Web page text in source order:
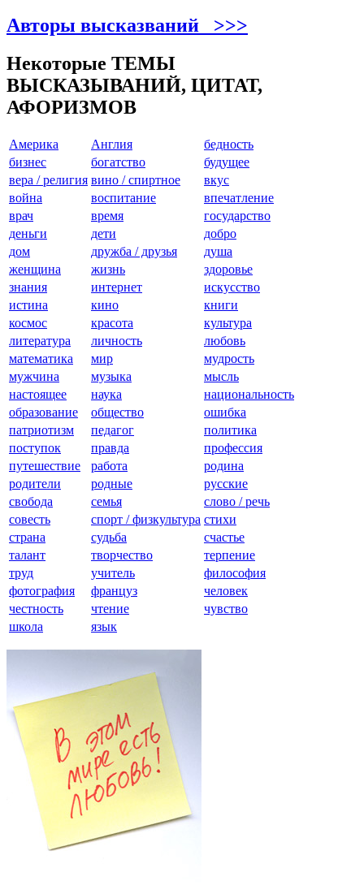
Авторы высказваний >>>
Некоторые ТЕМЫ
ВЫСКАЗЫВАНИЙ, ЦИТАТ,
АФОРИЗМОВ
Америкa Англия
бедность
бизнес
богатство
будущее
вера / религия вино / спиртное
вкус
война
воспитание
впечатление
врач
время
государство
деньги
дети
добро
дом
дружба / друзья
душа
женщина
жизнь
здоровье
знания
интернет
искусство
истина
кино
книги
космос
красота
культура
литература
личность
любовь
математика
мир
мудрость
мужчина
музыка
мысль
настоящее
наука
национальность
образование
общество
ошибка
патриотизм
педагог
политика
поступок
правда
профессия
путешествие
работа
родина
родители
родные
русские
свобода
семья
слово / речь
совесть
спорт / физкультура стихи
страна
судьба
счастье
талант
творчество
терпение
труд
учитель
философия
фотография
француз
человек
честность
чтение
чувство
школа
язык